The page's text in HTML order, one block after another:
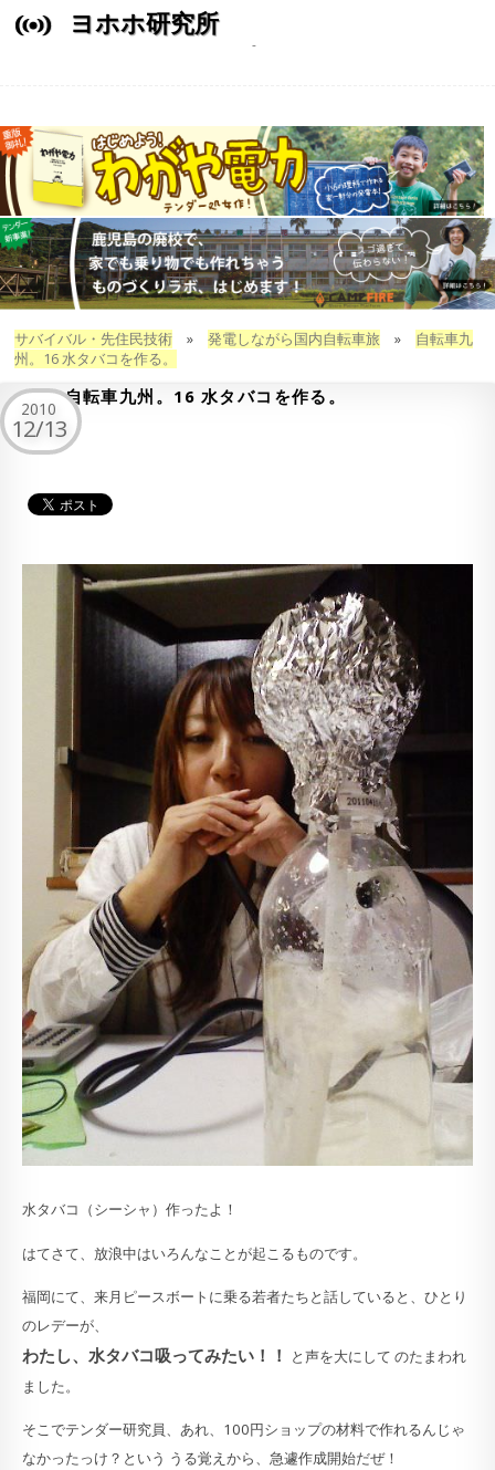
ヨホホ研究所
サバイバル・先住民技術» 発電しながら国内自転車旅 » 自転車九
州。16 水タバコを作る。
自転車九州。16 水タバコを作る。
2010
12/13
水タバコ（シーシャ）作ったよ！
はてさて、放浪中はいろんなことが起こるものです。
福岡にて、来月ピースボートに乗る若者たちと話していると、ひとり
のレデーが、
わたし、水タバコ吸ってみたい！！
と声を大にして のたまわれ
ました。
そこでテンダー研究員、あれ、100円ショップの材料で作れるんじゃ
なかったっけ？という うる覚えから、急遽作成開始だぜ！